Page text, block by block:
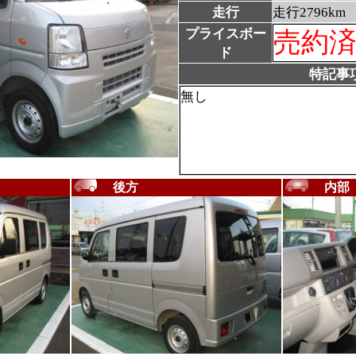
走行
走行2796km
プライスボー
ド
売約
特記事
無し
後方 内部